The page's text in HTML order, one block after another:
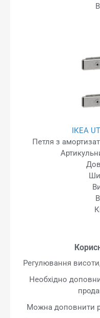
ІКЕА
Петля з
Регулювання
Необхідно
Можна доповнити